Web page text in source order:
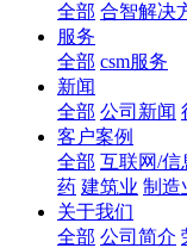
全部 合智解决
服务
全部 csm服务
新闻
全部 公司新闻
客户案例
全部 互联网/信
药 建筑业 制造
关于我们
全部 公司简介